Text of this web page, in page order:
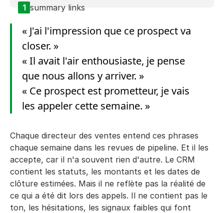
« J'ai l'impression que ce prospect va
closer. »
« Il avait l'air enthousiaste, je pense
que nous allons y arriver. »
« Ce prospect est prometteur, je vais
les appeler cette semaine. »
Chaque directeur des ventes entend ces phrases
chaque semaine dans les revues de pipeline. Et il les
accepte, car il n'a souvent rien d'autre. Le CRM
contient les statuts, les montants et les dates de
clôture estimées. Mais il ne reflète pas la réalité de
ce qui a été dit lors des appels. Il ne contient pas le
ton, les hésitations, les signaux faibles qui font
1 summary links